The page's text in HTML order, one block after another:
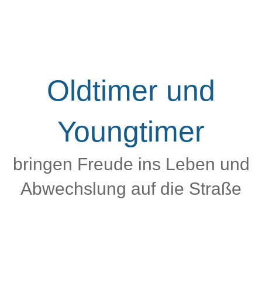
Oldtimer und
Youngtimer
bringen Freude ins Leben und
Abwechslung auf die Straße